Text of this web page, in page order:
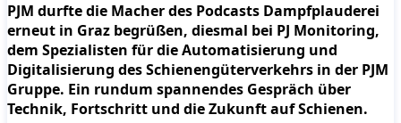
PJM durfte die Macher des Podcasts Dampfplauderei
erneut in Graz begrüßen, diesmal bei PJ Monitoring,
dem Spezialisten für die Automatisierung und
Digitalisierung des Schienengüterverkehrs in der PJM
Gruppe. Ein rundum spannendes Gespräch über
Technik, Fortschritt und die Zukunft auf Schienen.